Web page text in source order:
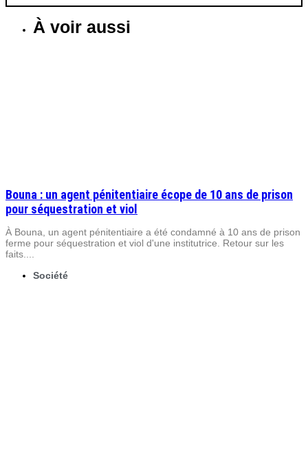
À voir aussi
Bouna : un agent pénitentiaire écope de 10 ans de prison
pour séquestration et viol
À Bouna, un agent pénitentiaire a été condamné à 10 ans de prison
ferme pour séquestration et viol d'une institutrice. Retour sur les
faits....
Société